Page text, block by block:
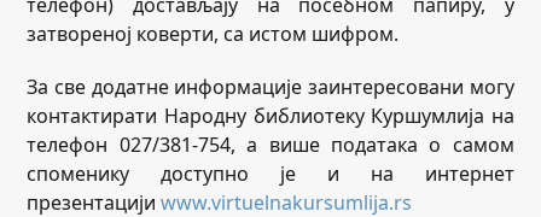
затвореној коверти, са истом шифром.
За све додатне информације заинтересовани могу
контактирати Народну библиотеку Куршумлија на
телефон 027/381-754, а више података о самом
споменику доступно је и на интернет
презентацијиwww.virtuelnakursumlija.rs